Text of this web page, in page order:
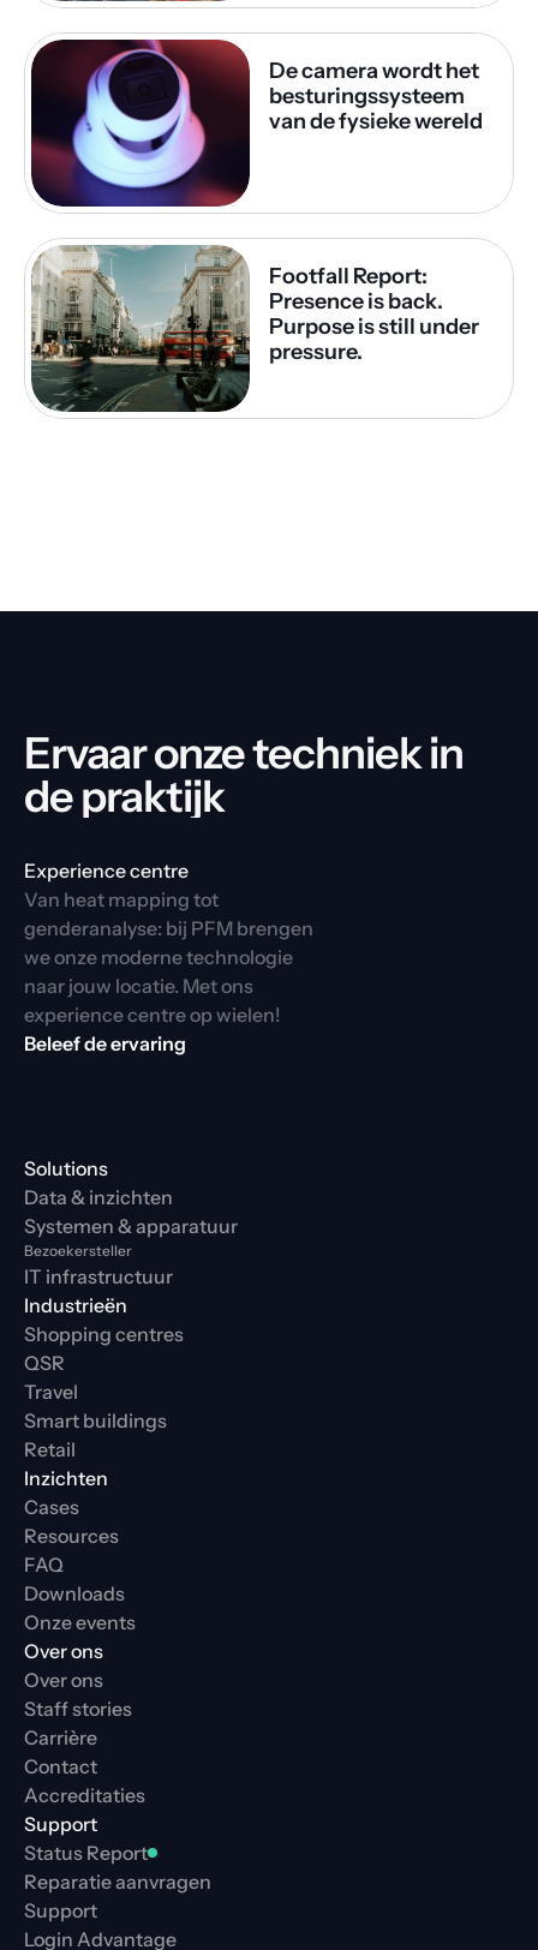
De camera wordt het
besturingssysteem
van de fysieke wereld
Footfall Report:
Presence is back.
Purpose is still under
pressure.
Ervaar onze techniek in
de praktijk
Experience centre
Van heat mapping tot
genderanalyse: bij PFM brengen
we onze moderne technologie
naar jouw locatie. Met ons
experience centre op wielen!
Beleef de ervaring
Solutions
Data & inzichten
Systemen & apparatuur
Bezoekersteller
IT infrastructuur
Industrieën
Shopping centres
QSR
Travel
Smart buildings
Retail
Inzichten
Cases
Resources
FAQ
Downloads
Onze events
Over ons
Over ons
Staff stories
Carrière
Contact
Accreditaties
Support
Status Report
Reparatie aanvragen
Support
Login Advantage